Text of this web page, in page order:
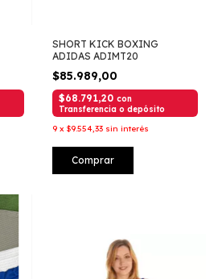
SHORT KICK BOXING
ADIDAS ADIMT20
$85.989,00
$68.791,20 con
Transferencia o depósito
9 x $9.554,33 sin interés
Comprar